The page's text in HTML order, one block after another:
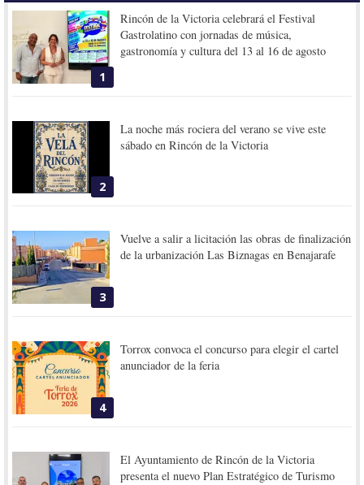
1
Rincón de la Victoria celebrará el Festival
Gastrolatino con jornadas de música,
gastronomía y cultura del 13 al 16 de agosto
2
La noche más rociera del verano se vive este
sábado en Rincón de la Victoria
3
Vuelve a salir a licitación las obras de finalización
de la urbanización Las Biznagas en Benajarafe
4
Torrox convoca el concurso para elegir el cartel
anunciador de la feria
El Ayuntamiento de Rincón de la Victoria
presenta el nuevo Plan Estratégico de Turismo